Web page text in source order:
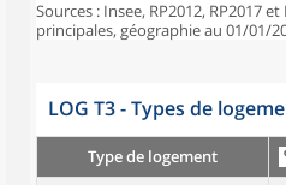
Sources : Insee, RP2012, RP2017
principales, géographie au 01/01/
LOG T3 - Types de
Type de logement